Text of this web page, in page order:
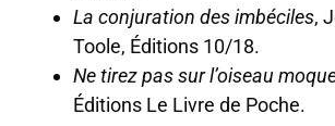
La conjuration des imbéciles,
Toole, Éditions 10/18.
Ne tirez pas sur l’oiseau
Éditions Le Livre de Poche.